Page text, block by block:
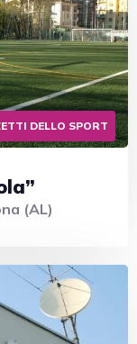
DELLO SPORT
(AL)